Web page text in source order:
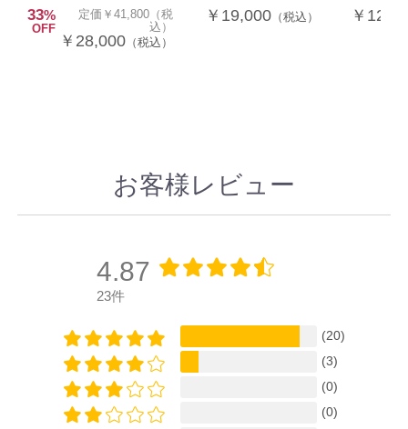
33%
OFF
定価￥41,800（税
込）
￥28,000 （税込）
￥19,000 （税込） ￥
お客様レビュー
4.87
23件
(20)
(3)
(0)
(0)